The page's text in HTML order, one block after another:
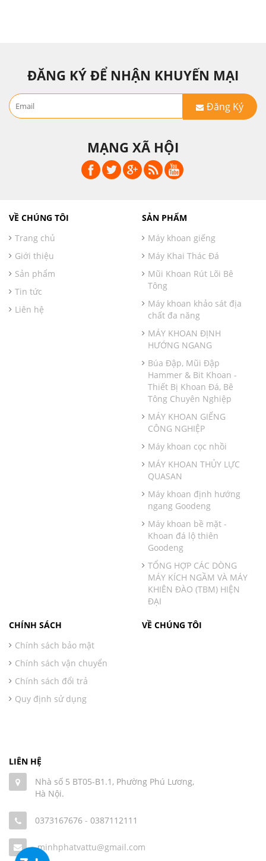
ĐĂNG KÝ ĐỂ NHẬN KHUYẾN MẠI
Đăng Ký
MẠNG XÃ HỘI
VỀ CHÚNG TÔI
Trang chủ
Giới thiệu
Sản phẩm
Tin tức
Liên hệ
SẢN PHẨM
Máy khoan giếng
Máy Khai Thác Đá
Mũi Khoan Rút Lõi Bê
Tông
Máy khoan khảo sát địa
chất đa năng
MÁY KHOAN ĐỊNH
HƯỚNG NGANG
Búa Đập, Mũi Đập
Hammer & Bit Khoan -
Thiết Bị Khoan Đá, Bê
Tông Chuyên Nghiệp
MÁY KHOAN GIẾNG
CÔNG NGHIỆP
Máy khoan cọc nhồi
MÁY KHOAN THỦY LỰC
QUASAN
Máy khoan định hướng
ngang Goodeng
Máy khoan bề mặt -
Khoan đá lộ thiên
Goodeng
TỔNG HỢP CÁC DÒNG
MÁY KÍCH NGẦM VÀ MÁY
KHIÊN ĐÀO (TBM) HIỆN
ĐẠI
CHÍNH SÁCH
Chính sách bảo mật
Chính sách vận chuyển
Chính sách đổi trả
Quy định sử dụng
VỀ CHÚNG TÔI
LIÊN HỆ
Nhà số 5 BT05-B1.1, Phường Phú Lương,
Hà Nội.
0373167676 - 0387112111
minhphatvattu@gmail.com